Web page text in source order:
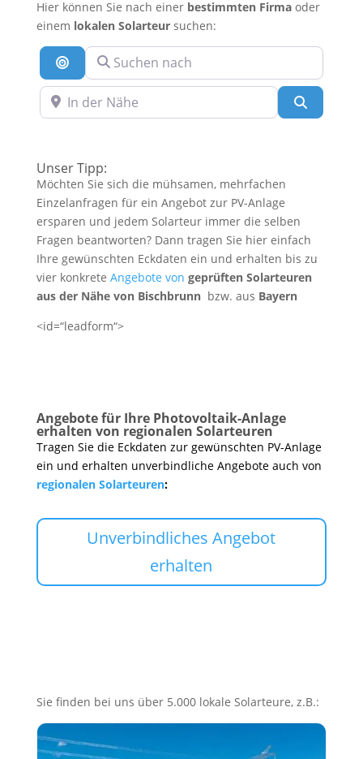
Hier können Sie nach einer bestimmten Firmaoder
einem lokalen Solarteursuchen:
Suche nach Entfernung
Suchen nach
In der Nähe
Unser Tipp:
Möchten Sie sich die mühsamen, mehrfachen
Einzelanfragen für ein Angebot zur PV-Anlage
ersparen und jedem Solarteur immer die selben
Fragen beantworten? Dann tragen Sie hier einfach
Ihre gewünschten Eckdaten ein und erhalten bis zu
vier konkrete Angebote von geprüften Solarteuren
aus der Nähe von Bischbrunn bzw. aus Bayern
<id=“leadform“>
Angebote für Ihre Photovoltaik-Anlage
erhalten von regionalen Solarteuren
Tragen Sie die Eckdaten zur gewünschten PV-Anlage
ein und erhalten unverbindliche Angebote auch von
regionalen Solarteuren:
Unverbindliches Angebot
erhalten
Sie finden bei uns über 5.000 lokale Solarteure, z.B.: